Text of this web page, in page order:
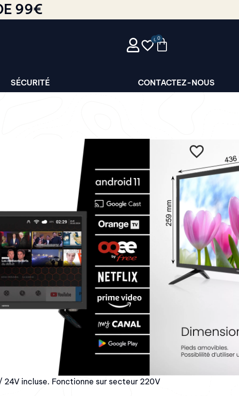
99€
0
SÉCURITÉ CONTACTEZ-NOUS
TV 19″ (47 CM)
BLUETOOTH –
24V + 220V – Android intégré – 47 cm de
HD 1366x768p, tuner au format
USB et HDMI, grand angle de vision de
le TV idéal pour camping car, camion,
caravane, bateau et votre cuisine
intégré pour une connectivité à internet
applications préférées et Bluetooth
une enceinte ou casque sans fil afin
compact, les dimensions sans pied : 436
poids de 2,5 kg. Il peut être fixé sur un
PROTECTION ÉLECTRIQUE CONTRE
Spécialement conçu pour l’usage sur
d’une protection électrique contre
tensions + un interrupteur ON/OFF
24V incluse. Fonctionne sur secteur 220V